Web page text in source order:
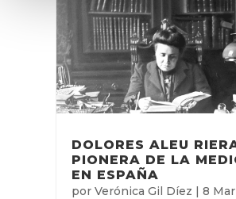
DOLORES ALEU
PIONERA DE LA
EN ESPAÑA
por Verónica Gil Díez | 8